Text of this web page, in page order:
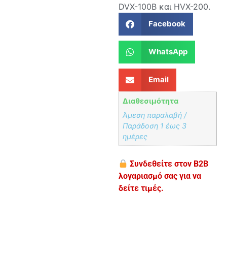
DVX-100B και HVX-200.
Facebook
WhatsApp
Email
Διαθεσιμότητα
Άμεση παραλαβή /
Παράδoση 1 έως 3
ημέρες
Συνδεθείτε στον B2B
λογαριασμό σας για να
δείτε τιμές.